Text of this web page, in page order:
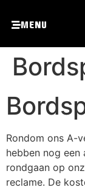
Menu
Rondom ons A-
hebben nog
rondgaan op
reclame. De